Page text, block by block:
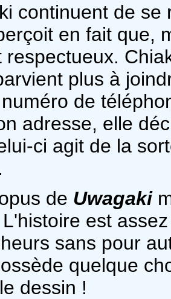
continuent de
en fait que,
respectueux.
plus à
de
adresse, elle
ci agit de la
de Uwagaki
est
sans pour
quelque
dessin !